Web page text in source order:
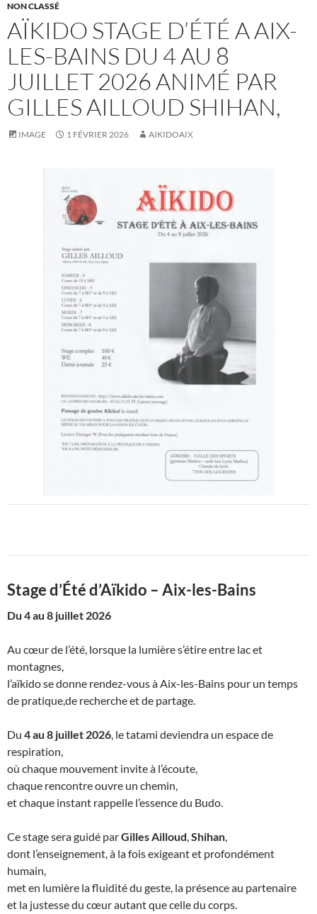
NON CLASSÉ
AÏKIDO STAGE D’ÉTÉ A AIX-
LES-BAINS DU 4 AU 8
JUILLET 2026 ANIMÉ PAR
GILLES AILLOUD SHIHAN,
IMAGE 1 FÉVRIER 2026 AIKIDOAIX
Stage d’Été d’Aïkido – Aix-les-Bains
Du 4 au 8 juillet 2026
Au cœur de l’été, lorsque la lumière s’étire entre lac et
montagnes,
l’aïkido se donne rendez-vous à Aix-les-Bains pour un temps
de pratique,de recherche et de partage.
Du 4 au 8 juillet 2026, le tatami deviendra un espace de
respiration,
où chaque mouvement invite à l’écoute,
chaque rencontre ouvre un chemin,
et chaque instant rappelle l’essence du Budo.
Ce stage sera guidé parGilles Ailloud,Shihan,
dont l’enseignement, à la fois exigeant et profondément
humain,
met en lumière la fluidité du geste, la présence au partenaire
et la justesse du cœur autant que celle du corps.